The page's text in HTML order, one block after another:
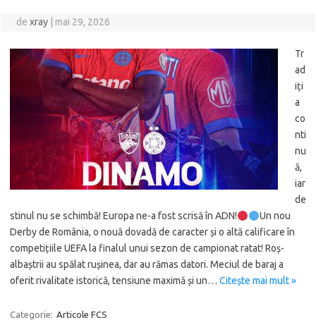
de xray mai 29, 2026
Tr
ad
iți
a
co
nti
nu
ă,
iar
de
stinul nu se schimbă! Europa ne-a fost scrisă în ADN!
Un nou
Derby de România, o nouă dovadă de caracter și o altă calificare în
competițiile UEFA la finalul unui sezon de campionat ratat! Roș-
albaștrii au spălat rușinea, dar au rămas datori. Meciul de baraj a
oferit rivalitate istorică, tensiune maximă și un… Citește mai mult »
Categorie: Articole FCS